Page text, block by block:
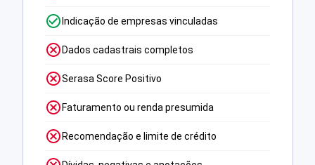
Indicação de empresas vinculadas
Dados cadastrais completos
Serasa Score Positivo
Faturamento ou renda presumida
Recomendação e limite de crédito